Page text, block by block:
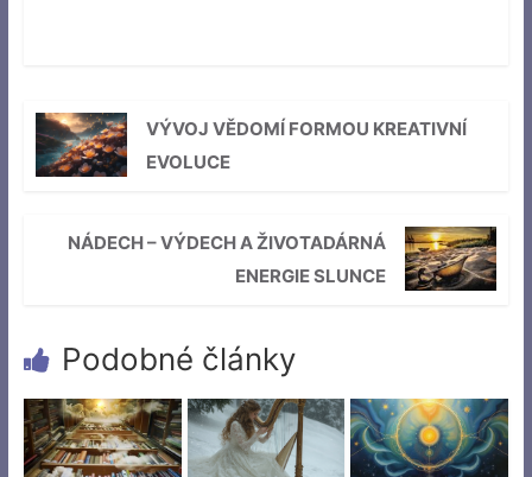
VÝVOJ VĚDOMÍ FORMOU KREATIVNÍ
EVOLUCE
NÁDECH – VÝDECH A ŽIVOTADÁRNÁ
ENERGIE SLUNCE
Podobné články